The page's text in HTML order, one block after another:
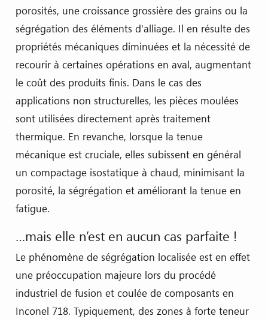
porosités, une croissance grossière des grains ou la
ségrégation des éléments d'alliage. Il en résulte des
propriétés mécaniques diminuées et la nécessité de
recourir à certaines opérations en aval, augmentant
le coût des produits finis. Dans le cas des
applications non structurelles, les pièces moulées
sont utilisées directement après traitement
thermique. En revanche, lorsque la tenue
mécanique est cruciale, elles subissent en général
un compactage isostatique à chaud, minimisant la
porosité, la ségrégation et améliorant la tenue en
fatigue.
…mais elle n’est en aucun cas parfaite !
Le phénomène de ségrégation localisée est en effet
une préoccupation majeure lors du procédé
industriel de fusion et coulée de composants en
Inconel 718. Typiquement, des zones à forte teneur